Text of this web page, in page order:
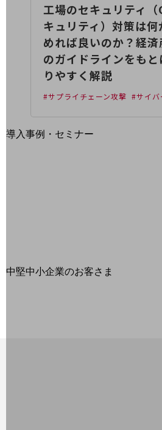
別ウィンドウで開きます
導入事例・セミナー
中堅中小企業のお客さま
工場のセキュリティ（
キュリティ）対策は何
めれば良いのか？経済
のガイドラインをも
りやすく解説
#サプライチェーン攻撃 #サイバ